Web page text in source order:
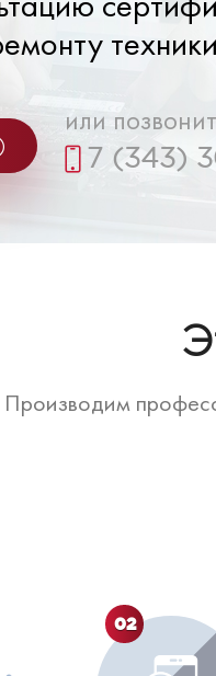
или
7 (343)
Производим
02